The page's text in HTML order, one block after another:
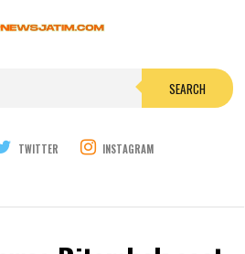
SEARCH
TWITTER INSTAGRAM